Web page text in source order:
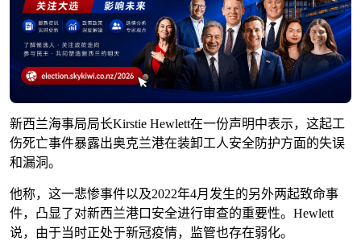
新西兰海事局局长Kirstie Hewlett在一份声明中表示，这起工
伤死亡事件暴露出奥克兰港在装卸工人安全防护方面的失误
和漏洞。
他称，这一悲惨事件以及2022年4月发生的另外两起致命事
件，凸显了对新西兰港口安全进行审查的重要性。Hewlett
说，由于当时正处于新冠疫情，监管也存在弱化。